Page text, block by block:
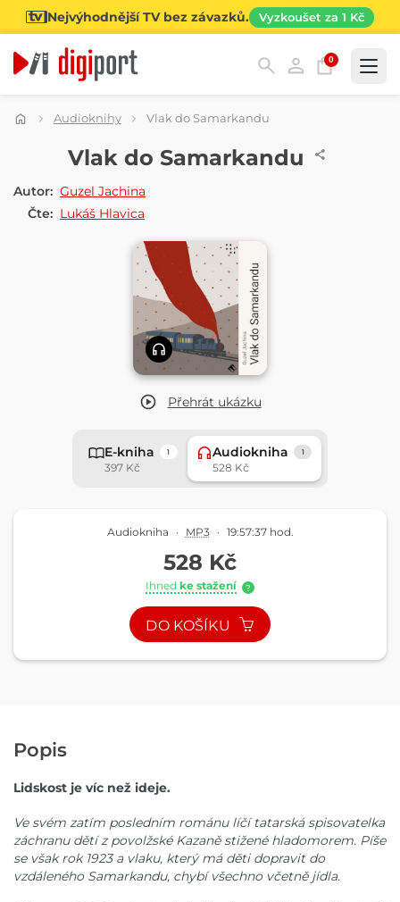
Nejvýhodnější TV bez závazků. Vyzkoušet za 1 Kč
0
Kategorie
Audioknihy Vlak do Samarkandu
Přehrát ukázku
AUDIOKNIHAVlak do Samarkandu
Autor: Guzel Jachina
Čte: Lukáš Hlavica
E-kniha 1
397 Kč
Audiokniha 1
528 Kč
Audiokniha · MP3 · 19:57:37 hod.
528 Kč
Ihned ke stažení ?
DO KOŠÍKU
Popis
Lidskost je víc než ideje.
Ve svém zatím posledním románu líčí tatarská spisovatelka
záchranu dětí z povolžské Kazaně stižené hladomorem. Píše
se však rok 1923 a vlaku, který má děti dopravit do
vzdáleného Samarkandu, chybí všechno včetně jídla.